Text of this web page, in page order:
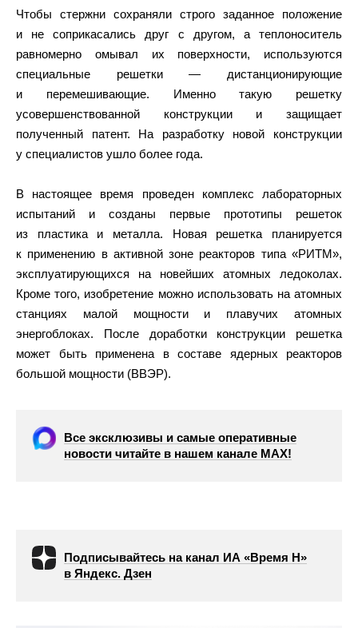
Чтобы стержни сохраняли строго заданное положение
и не соприкасались друг с другом, а теплоноситель
равномерно омывал их поверхности, используются
специальные решетки — дистанционирующие
и перемешивающие. Именно такую решетку
усовершенствованной конструкции и защищает
полученный патент. На разработку новой конструкции
у специалистов ушло более года.
В настоящее время проведен комплекс лабораторных
испытаний и созданы первые прототипы решеток
из пластика и металла. Новая решетка планируется
к применению в активной зоне реакторов типа «РИТМ»,
эксплуатирующихся на новейших атомных ледоколах.
Кроме того, изобретение можно использовать на атомных
станциях малой мощности и плавучих атомных
энергоблоках. После доработки конструкции решетка
может быть применена в составе ядерных реакторов
большой мощности (ВВЭР).
Все эксклюзивы и самые оперативные
новости читайте в нашем канале МАХ!
Подписывайтесь на канал ИА «Время Н»
в Яндекс. Дзен